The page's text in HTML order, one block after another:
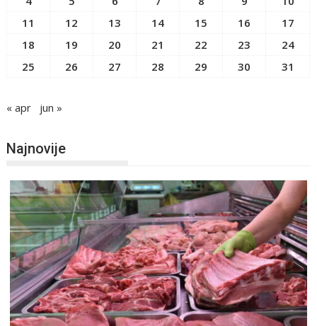
11
12 13 14 15 16
17
18
19 20 21 22 23
24
25
26 27 28 29 30 31
« apr jun »
Najnovije